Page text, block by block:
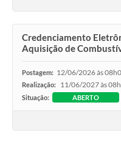
Credenciamento
Aquisição de
Postagem: 12/06/2026 às
Realização: 11/06/2027 às
Situação: ABERTO